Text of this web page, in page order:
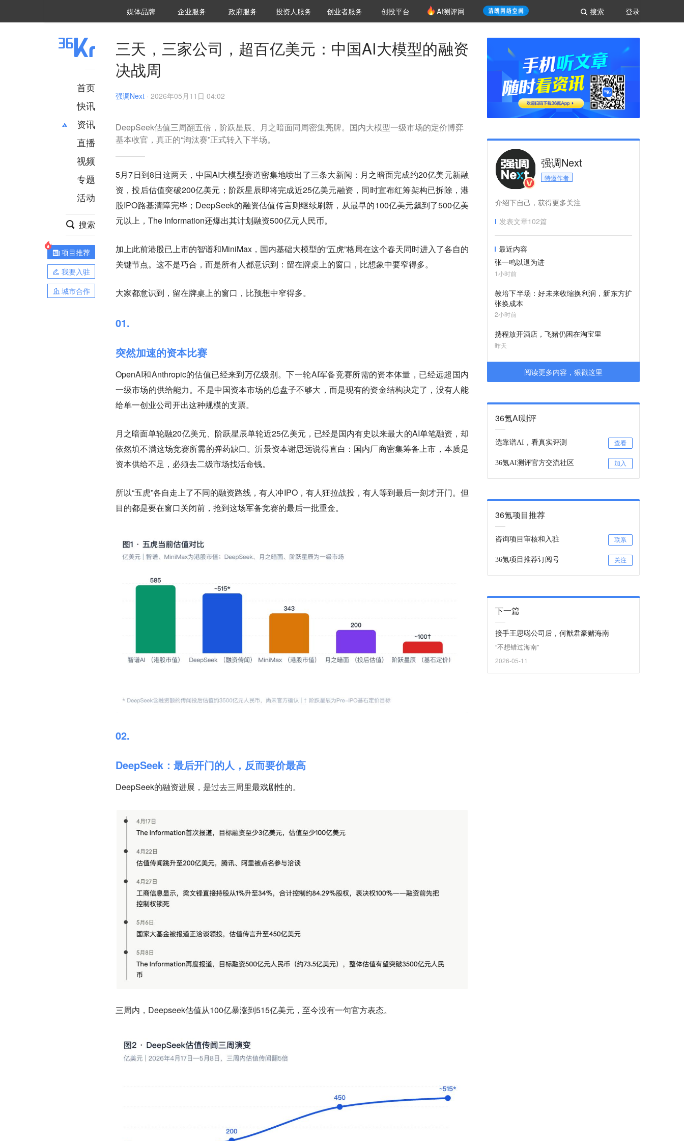
登录
搜索
媒体品牌 36Kr研究院
企业服务 城市之窗
政府服务 VClub投资机构库
投资机构职位推介
投资人服务 创投氪堂
创业者服务 创投平台 AI测评网
首页
快讯
资讯
推荐
财经
项目推荐
安徽
直播
视频
专题
活动
搜索
项目推荐
我要入驻
城市合作
三天，三家公司，超百亿美元：中国AI大模型的融资
决战周
强调Next · 2026年05月11日 04:02
DeepSeek估值三周翻五倍，阶跃星辰、月之暗面同周密集亮牌。国内大模型一级市场的定价博弈
基本收官，真正的“淘汰赛”正式转入下半场。
5月7日到8日这两天，中国AI大模型赛道密集地喷出了三条大新闻：月之暗面完成约20亿美元新融
资，投后估值突破200亿美元；阶跃星辰即将完成近25亿美元融资，同时宣布红筹架构已拆除，港
股IPO路基清障完毕；DeepSeek的融资估值传言则继续刷新，从最早的100亿美元飙到了500亿美
元以上，The Information还爆出其计划融资500亿元人民币。
加上此前港股已上市的智谱和MiniMax，国内基础大模型的“五虎”格局在这个春天同时进入了各自的
关键节点。这不是巧合，而是所有人都意识到：留在牌桌上的窗口，比想象中要窄得多。
大家都意识到，留在牌桌上的窗口，比预想中窄得多。
01.
突然加速的资本比赛
OpenAI和Anthropic的估值已经来到万亿级别。下一轮AI军备竞赛所需的资本体量，已经远超国内
一级市场的供给能力。不是中国资本市场的总盘子不够大，而是现有的资金结构决定了，没有人能
给单一创业公司开出这种规模的支票。
月之暗面单轮融20亿美元、阶跃星辰单轮近25亿美元，已经是国内有史以来最大的AI单笔融资，却
依然填不满这场竞赛所需的弹药缺口。沂景资本谢思远说得直白：国内厂商密集筹备上市，本质是
资本供给不足，必须去二级市场找活命钱。
所以“五虎”各自走上了不同的融资路线，有人冲IPO，有人狂拉战投，有人等到最后一刻才开门。但
目的都是要在窗口关闭前，抢到这场军备竞赛的最后一批重金。
02.
DeepSeek：最后开门的人，反而要价最高
DeepSeek的融资进展，是过去三周里最戏剧性的。
三周内，Deepseek估值从100亿暴涨到515亿美元，至今没有一句官方表态。
强调Next
特邀作者
介绍下自己，获得更多关注
发表文章102篇
最近内容
张一鸣以退为进
1小时前
教培下半场：好未来收缩换利润，新东方扩
张换成本
2小时前
携程放开酒店，飞猪仍困在淘宝里
昨天
阅读更多内容，狠戳这里
36氪AI测评
选靠谱AI，看真实评测 查看
36氪AI测评官方交流社区 加入
36氪项目推荐
咨询项目审核和入驻 联系
36氪项目推荐订阅号 关注
下一篇
接手王思聪公司后，何猷君豪赌海南
“不想错过海南”
2026-05-11